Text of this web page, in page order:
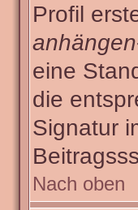
Profil
anhängen
eine
die
Signatur
Nach oben